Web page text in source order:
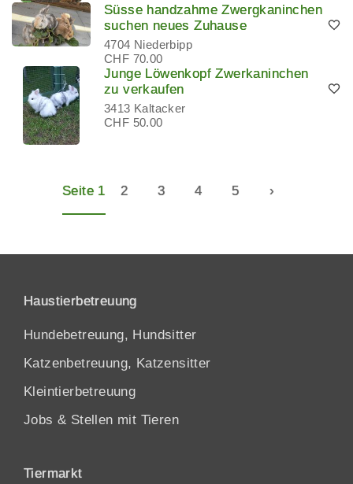
Süsse handzahme Zwergkaninchen
suchen neues Zuhause
4704 Niederbipp
CHF 70.00
Junge Löwenkopf Zwerkaninchen
zu verkaufen
3413 Kaltacker
CHF 50.00
Seite 1 2 3 4 5 ›
Haustierbetreuung
Hundebetreuung, Hundsitter
Katzenbetreuung, Katzensitter
Kleintierbetreuung
Jobs & Stellen mit Tieren
Tiermarkt